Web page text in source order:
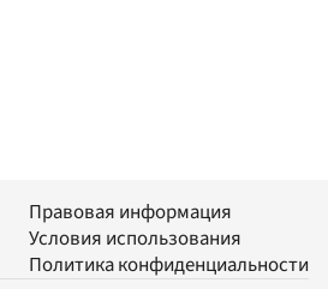
Правовая информация
Условия использования
Политика конфиденциальности